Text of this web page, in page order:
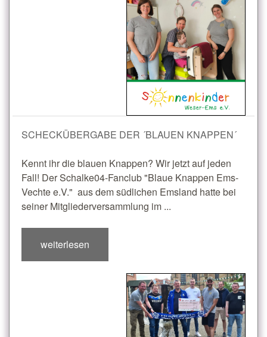
SCHECKÜBERGABE DER ´BLAUEN KNAPPEN´
Kennt ihr die blauen Knappen? Wir jetzt auf jeden
Fall! Der Schalke04-Fanclub "Blaue Knappen Ems-
Vechte e.V." aus dem südlichen Emsland hatte bei
seiner Mitgliederversammlung im ...
weiterlesen